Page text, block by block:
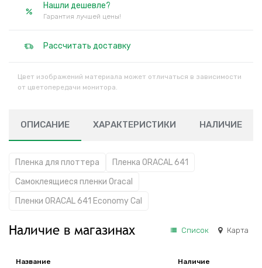
Нашли дешевле?
Гарантия лучшей цены!
Рассчитать доставку
Цвет изображений материала может отличаться в зависимости
от цветопередачи монитора.
ОПИСАНИЕ ХАРАКТЕРИСТИКИ НАЛИЧИЕ
Пленка для плоттера
Пленка ORACAL 641
Самоклеящиеся пленки Oracal
Пленки ORACAL 641 Economy Cal
Наличие в магазинах Список Карта
Название Наличие